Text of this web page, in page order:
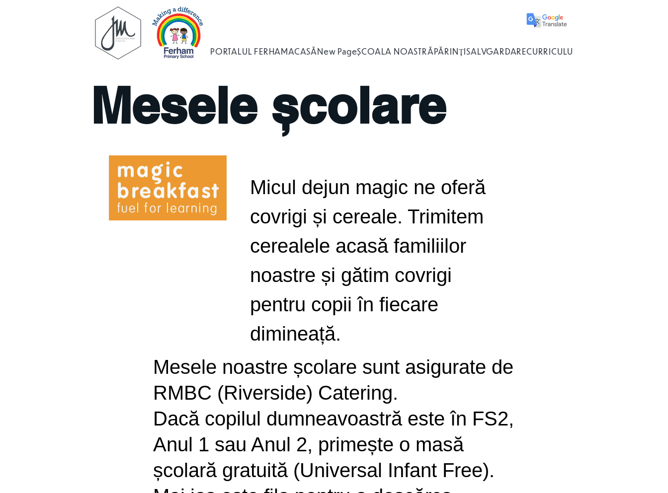
PORTALUL FERHAMACASĂNew PageȘCOALA NOASTRĂPĂRINŢISALVGARDARECURRICULUM
Mesele școlare
Micul dejun magic ne oferă
covrigi și cereale. Trimitem
cerealele acasă familiilor
noastre și gătim covrigi
pentru copii în fiecare
dimineață.
Mesele noastre școlare sunt asigurate de
RMBC (Riverside) Catering.
Dacă copilul dumneavoastră este în FS2,
Anul 1 sau Anul 2, primește o masă
școlară gratuită (Universal Infant Free).